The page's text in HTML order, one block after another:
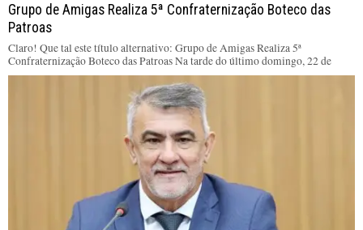
Grupo de Amigas Realiza 5ª Confraternização Boteco das
Patroas
Claro! Que tal este título alternativo: Grupo de Amigas Realiza 5ª
Confraternização Boteco das Patroas Na tarde do último domingo, 22 de